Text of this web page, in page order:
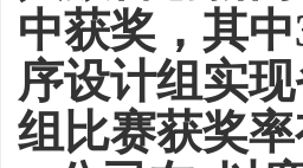
中获奖，其
序设计组实
组比赛获奖